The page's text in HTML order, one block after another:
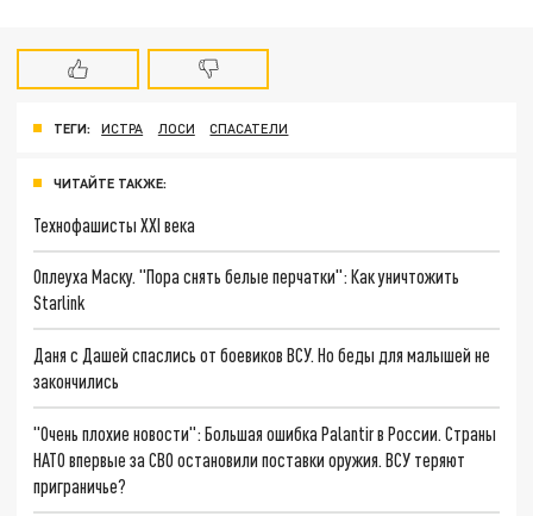
ТЕГИ: ИСТРА ЛОСИ СПАСАТЕЛИ
ЧИТАЙТЕ ТАКЖЕ:
Технофашисты XXI века
Оплеуха Маску. "Пора снять белые перчатки": Как уничтожить
Starlink
Даня с Дашей спаслись от боевиков ВСУ. Но беды для малышей не
закончились
"Очень плохие новости": Большая ошибка Palantir в России. Страны
НАТО впервые за СВО остановили поставки оружия. ВСУ теряют
приграничье?